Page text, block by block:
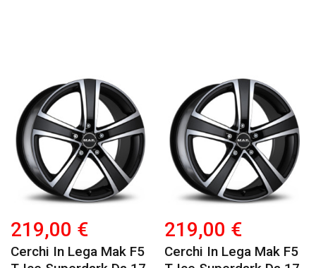
219,00 €
Cerchi In Lega Mak F5
219,00 €
Cerchi In Lega Mak F5